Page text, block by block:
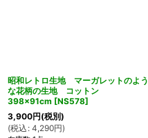
昭和レトロ生地 マーガレットのよう
な花柄の生地 コットン
398×91cm [NS578]
3,900円(税別)
(税込 : 4,290円)